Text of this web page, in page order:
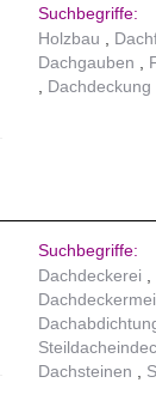
Suchbegriffe:
Holzbau
Dachgauben
Dachdeckung
Suchbegriffe:
Dachdeckerei
Dachsteinen